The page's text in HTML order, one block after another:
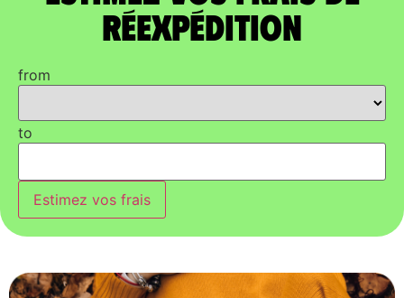
réexpédition
from
to
Estimez vos frais